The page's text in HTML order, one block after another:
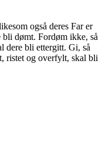
også deres Far er
dømt. Fordøm ikke, så
dere bli ettergitt. Gi, så
ristet og overfylt, skal bli